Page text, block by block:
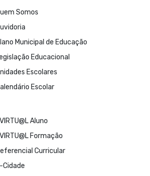
Somos
Municipal de Educação
Educacional
Escolares
Escolar
Aluno
Formação
Curricular
Cidade